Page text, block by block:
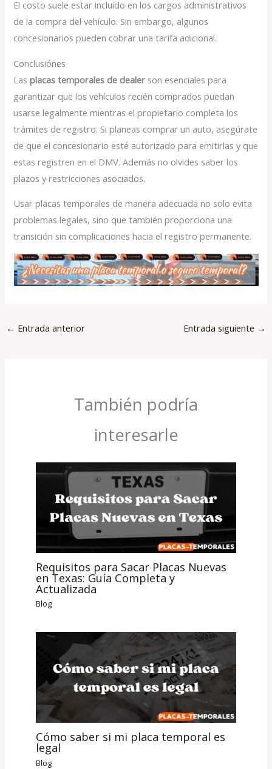
El costo suele estar incluido en los cargos administrativos
de la compra del vehículo. Sin embargo, algunos
concesionarios pueden cobrar una tarifa adicional.
Conclusiónes
Lasplacas temporales de dealer son esenciales para
garantizar que los vehículos recién comprados puedan
usarse legalmente mientras el propietario completa los
trámites de registro. Si planeas comprar un auto, asegúrate
de que el concesionario esté autorizado para emitirlas y que
estas registren en el DMV. Además no olvides saber los
plazos y restricciones asociados.
Usar placas temporales de manera adecuada no solo evita
problemas legales, sino que también proporciona una
transición sin complicaciones hacia el registro permanente.
← Entrada anterior Entrada siguiente →
También podría
interesarle
Requisitos para Sacar Placas Nuevas
en Texas: Guía Completa y
Actualizada
Blog
Cómo saber si mi placa temporal es
legal
Blog